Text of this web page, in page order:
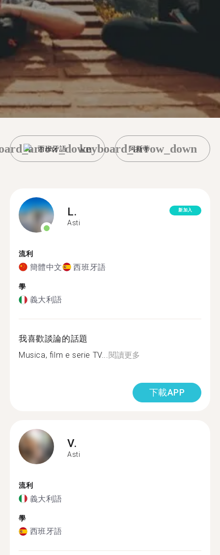
西班牙語 阿斯蒂
keyboard_arrow_down
L.
Asti
新加入
流利
簡體中文 西班牙語
學
義大利語
我喜歡談論的話題
Musica, film e serie TV...閱讀更多
下載APP
V.
Asti
流利
義大利語
學
西班牙語